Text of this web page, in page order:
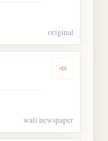
original
Dengarkan
wall newspaper